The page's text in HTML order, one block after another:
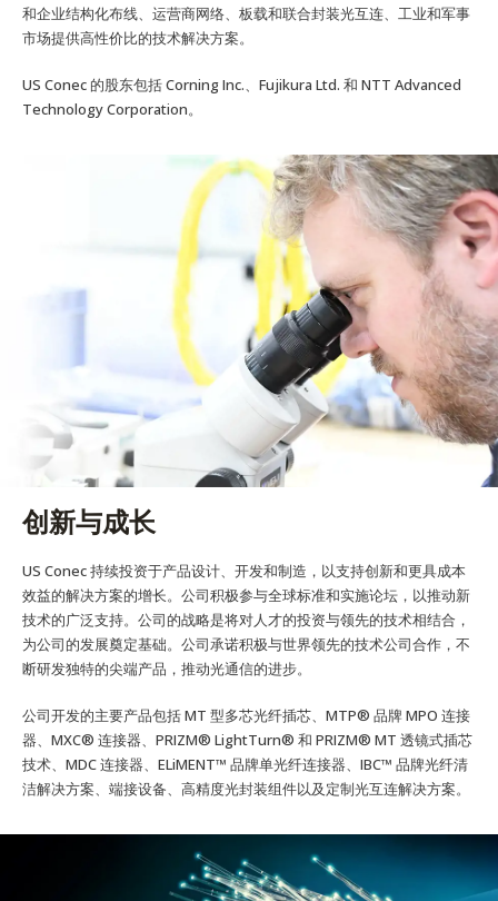
和企业结构化布线、运营商网络、板载和联合封装光互连、工业和军事
市场提供高性价比的技术解决方案。
US Conec 的股东包括 Corning Inc.、Fujikura Ltd. 和 NTT Advanced
Technology Corporation。
创新与成长
US Conec 持续投资于产品设计、开发和制造，以支持创新和更具成本
效益的解决方案的增长。公司积极参与全球标准和实施论坛，以推动新
技术的广泛支持。公司的战略是将对人才的投资与领先的技术相结合，
为公司的发展奠定基础。公司承诺积极与世界领先的技术公司合作，不
断研发独特的尖端产品，推动光通信的进步。
公司开发的主要产品包括 MT 型多芯光纤插芯、MTP® 品牌 MPO 连接
器、MXC® 连接器、PRIZM® LightTurn® 和 PRIZM® MT 透镜式插芯
技术、MDC 连接器、ELiMENT™ 品牌单光纤连接器、IBC™ 品牌光纤清
洁解决方案、端接设备、高精度光封装组件以及定制光互连解决方案。